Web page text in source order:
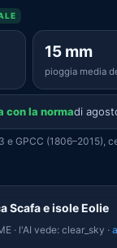
15 mm
pioggia media
con la normadi
GPCC (1806–2015),
Scafa e isole Eolie
· l'AI vede: clear_sky ·